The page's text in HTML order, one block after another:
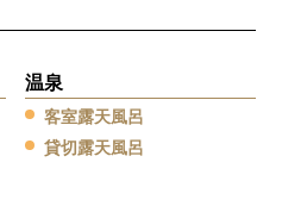
温泉
客室露天風呂
貸切露天風呂